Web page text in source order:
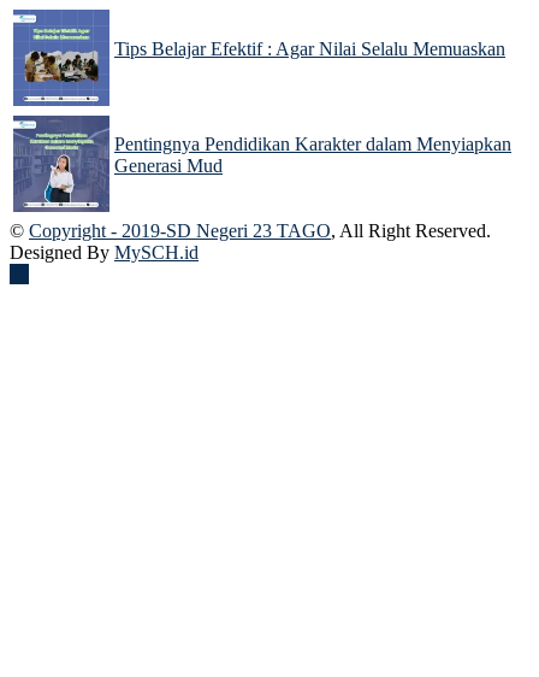
Tips Belajar Efektif : Agar Nilai Selalu Memuaskan
Pentingnya Pendidikan Karakter dalam Menyiapkan
Generasi Mud
© Copyright - 2019-SD Negeri 23 TAGO, All Right Reserved.
Designed By MySCH.id